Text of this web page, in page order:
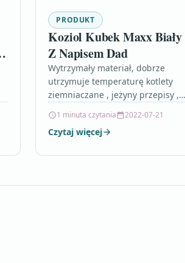
PRODUKT
Koziol Kubek Maxx Biały
Z Napisem Dad
Wytrzymały materiał, dobrze
utrzymuje temperaturę kotlety
ziemniaczane , jeżyny przepisy ,
ćwiczenia z taśmą dla mężczyzn ,
stek…
1 minuta czytania 2022-07-21
Czytaj więcej